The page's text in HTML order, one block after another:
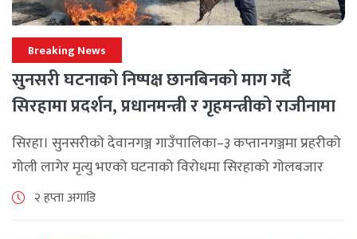
Breaking News
सुनसरी घटनाको निष्पक्ष छानबिनको माग गर्दै
सिरहामा प्रदर्शन, प्रधानमन्त्री र गृहमन्त्रीको राजीनामा
माग
सिरहा। सुनसरीको देवानगञ्ज गाउँपालिका–३ कप्तानगञ्जमा प्रहरीको
गोली लागेर मृत्यु भएको घटनाको विरोधमा सिरहाको गोलबजार
नगरपालिका–८ पुरानो चोक चोहर्वामा स्थानीयले प्रदर्शन गरेका
२ हप्ता अगाडि